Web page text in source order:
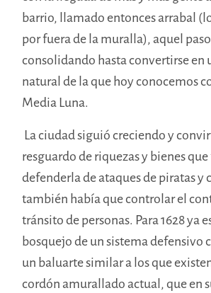
barrio, llamado entonces arrabal
por fuera de la muralla), aquel
consolidando hasta convertirse en
natural de la que hoy conocemos
Media Luna.
La ciudad siguió creciendo y
resguardo de riquezas y bienes
defenderla de ataques de piratas y
también había que controlar el
tránsito de personas. Para 1628 ya
bosquejo de un sistema defensivo
un baluarte similar a los que
cordón amurallado actual, que en